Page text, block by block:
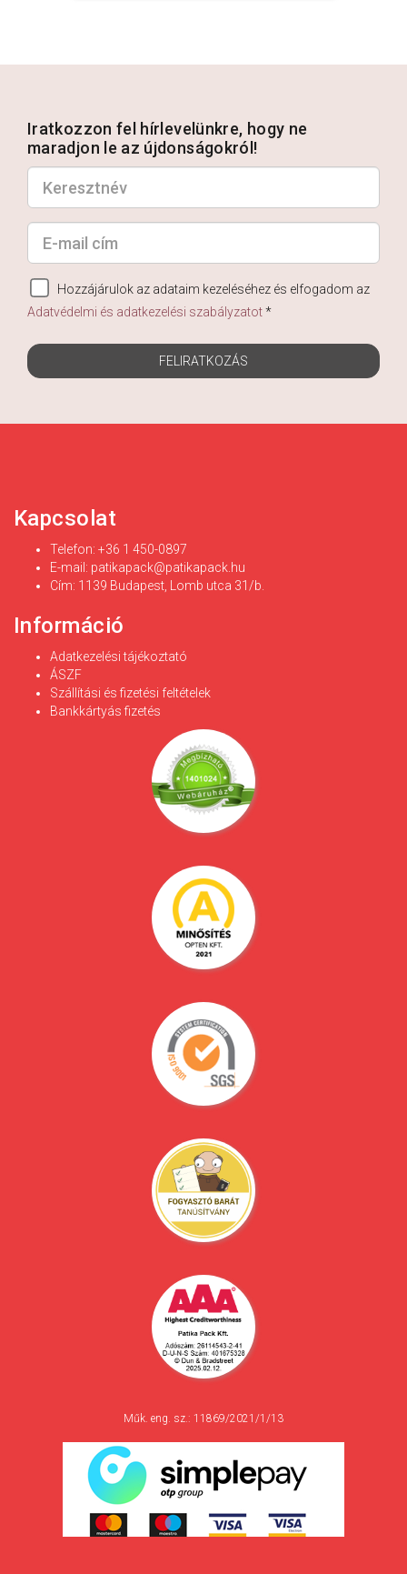
Iratkozzon fel hírlevelünkre, hogy ne
maradjon le az újdonságokról!
Hozzájárulok az adataim kezeléséhez és elfogadom az
Adatvédelmi és adatkezelési szabályzatot*
FELIRATKOZÁS
Kapcsolat
Telefon: +36 1 450-0897
E-mail: patikapack@patikapack.hu
Cím: 1139 Budapest, Lomb utca 31/b.
Információ
Adatkezelési tájékoztató
ÁSZF
Szállítási és fizetési feltételek
Bankkártyás fizetés
Műk. eng. sz.: 11869/2021/1/13